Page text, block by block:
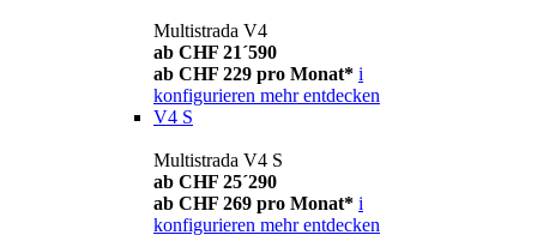
Multistrada V4
ab CHF 21´590
ab CHF 229 pro Monat* i
konfigurieren mehr entdecken
V4 S
Multistrada V4 S
ab CHF 25´290
ab CHF 269 pro Monat* i
konfigurieren mehr entdecken